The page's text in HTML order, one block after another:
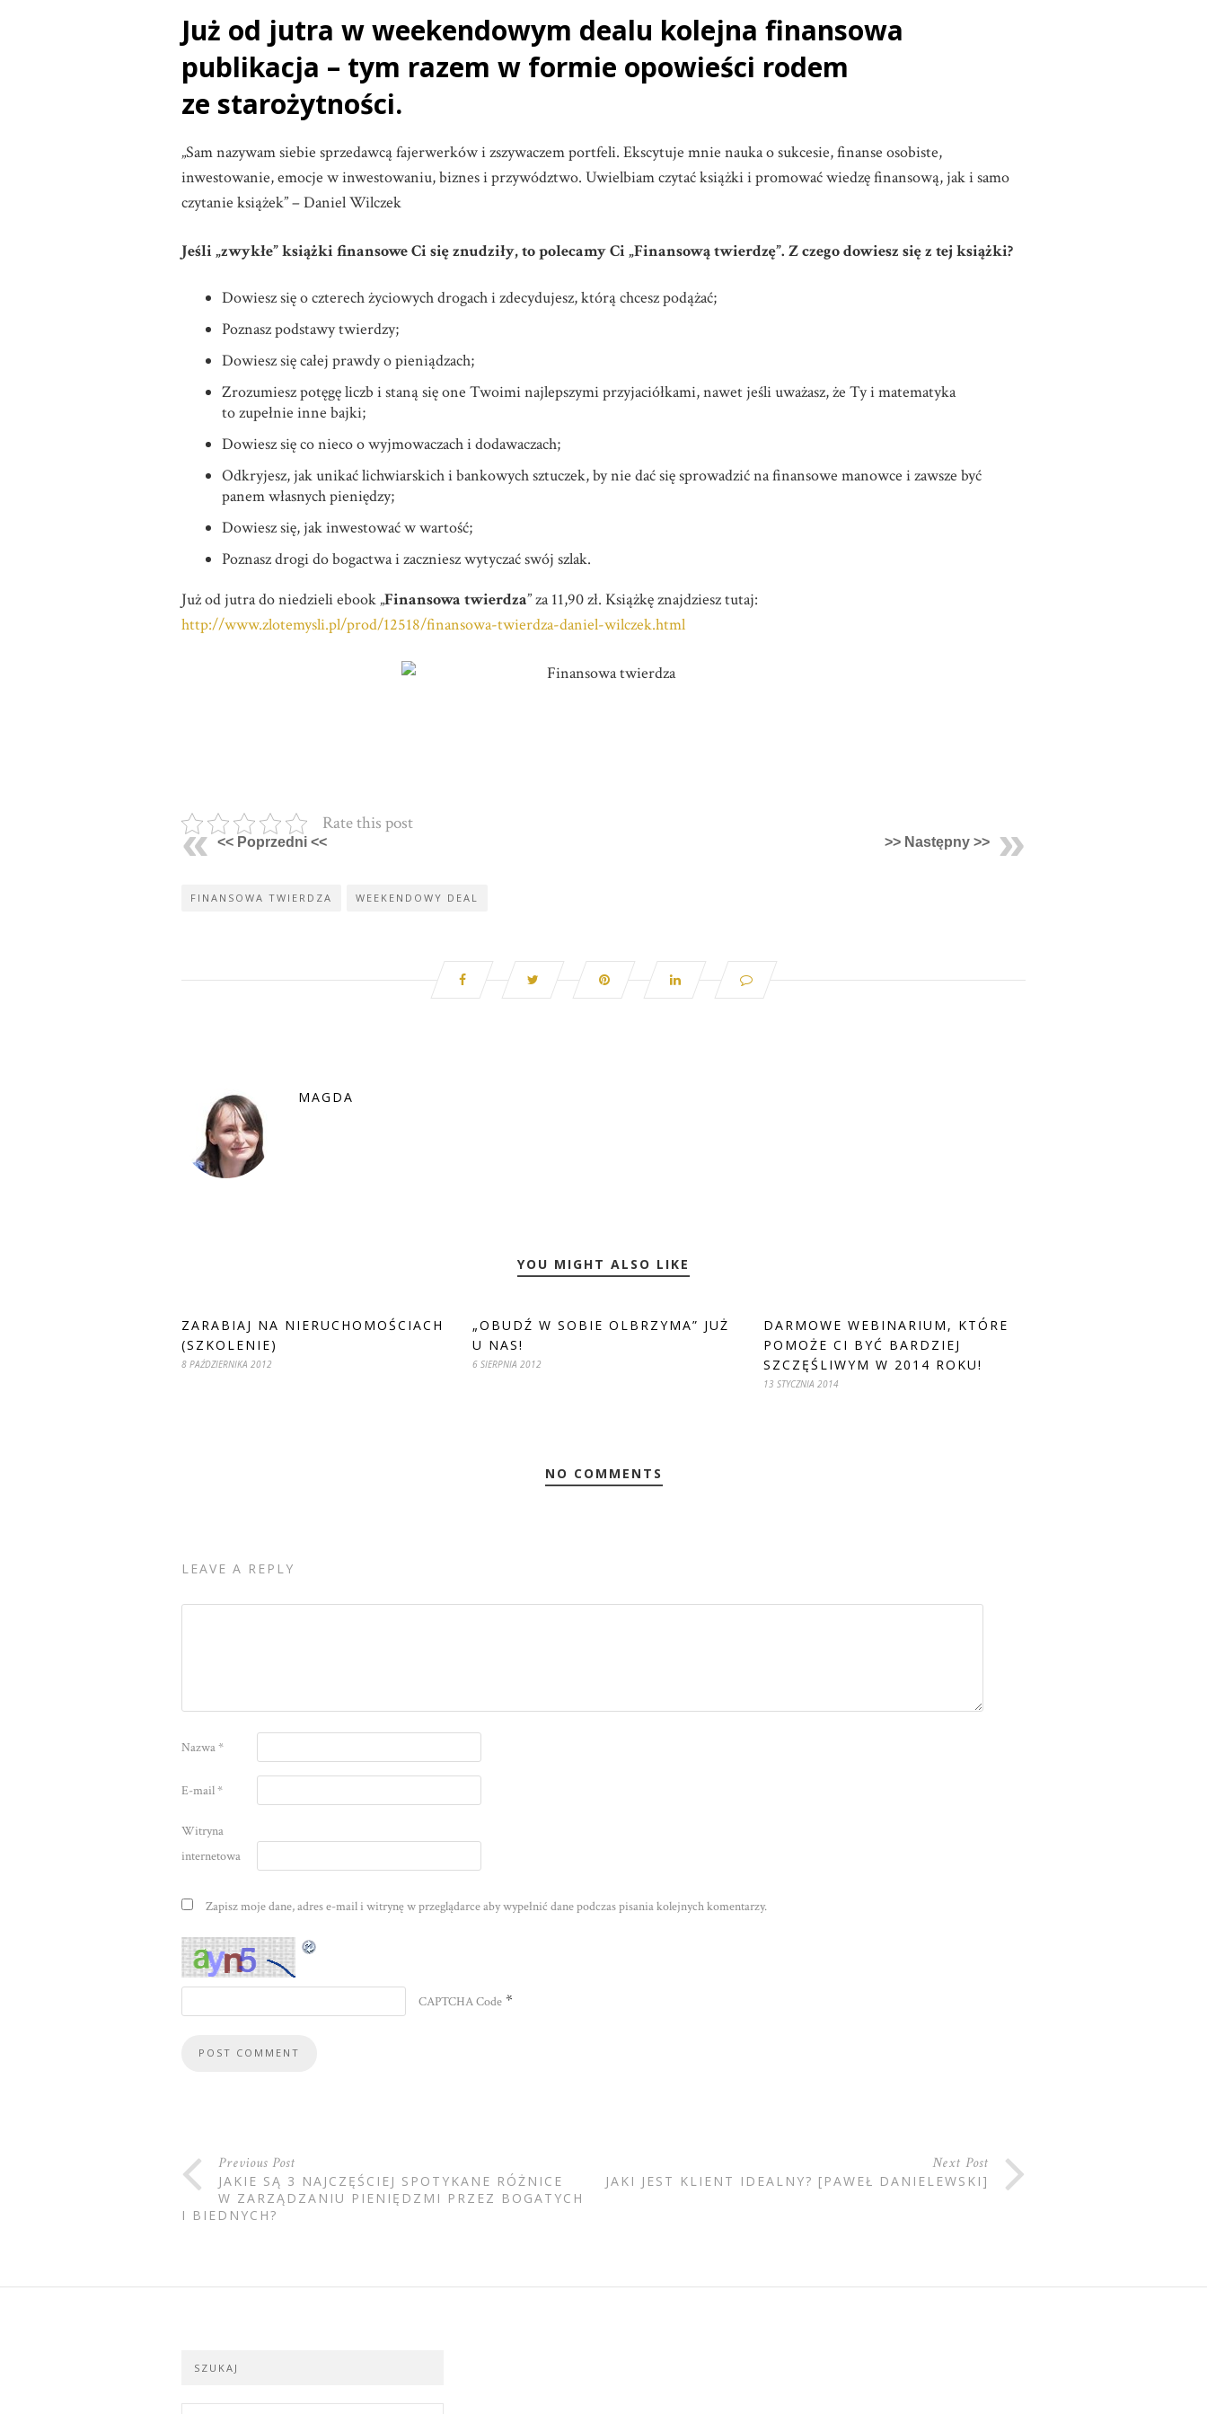
Już od jutra w weekendowym dealu kolejna finansowa
publikacja – tym razem w formie opowieści rodem
ze starożytności.
„Sam nazywam siebie sprzedawcą fajerwerków i zszywaczem portfeli. Ekscytuje mnie nauka o sukcesie, finanse osobiste,
inwestowanie, emocje w inwestowaniu, biznes i przywództwo. Uwielbiam czytać książki i promować wiedzę finansową, jak i samo
czytanie książek” – Daniel Wilczek
Jeśli „zwykłe” książki finansowe Ci się znudziły, to polecamy Ci „Finansową twierdzę”. Z czego dowiesz się z tej książki?
Dowiesz się o czterech życiowych drogach i zdecydujesz, którą chcesz podążać;
Poznasz podstawy twierdzy;
Dowiesz się całej prawdy o pieniądzach;
Zrozumiesz potęgę liczb i staną się one Twoimi najlepszymi przyjaciółkami, nawet jeśli uważasz, że Ty i matematyka
to zupełnie inne bajki;
Dowiesz się co nieco o wyjmowaczach i dodawaczach;
Odkryjesz, jak unikać lichwiarskich i bankowych sztuczek, by nie dać się sprowadzić na finansowe manowce i zawsze być
panem własnych pieniędzy;
Dowiesz się, jak inwestować w wartość;
Poznasz drogi do bogactwa i zaczniesz wytyczać swój szlak.
Już od jutra do niedzieli ebook „Finansowa twierdza” za 11,90 zł. Książkę znajdziesz tutaj:
http://www.zlotemysli.pl/prod/12518/finansowa-twierdza-daniel-wilczek.html
Rate this post
<< Poprzedni << >> Następny >>
FINANSOWA TWIERDZA WEEKENDOWY DEAL
MAGDA
YOU MIGHT ALSO LIKE
ZARABIAJ NA NIERUCHOMOŚCIACH
(SZKOLENIE)
8 PAŹDZIERNIKA 2012
„OBUDŹ W SOBIE OLBRZYMA” JUŻ
U NAS!
6 SIERPNIA 2012
DARMOWE WEBINARIUM, KTÓRE
POMOŻE CI BYĆ BARDZIEJ
SZCZĘŚLIWYM W 2014 ROKU!
13 STYCZNIA 2014
NO COMMENTS
LEAVE A REPLY
Nazwa*
E-mail*
Witryna
internetowa
Zapisz moje dane, adres e-mail i witrynę w przeglądarce aby wypełnić dane podczas pisania kolejnych komentarzy.
CAPTCHA Code *
Previous Post
JAKIE SĄ 3 NAJCZĘŚCIEJ SPOTYKANE RÓŻNICE
W ZARZĄDZANIU PIENIĘDZMI PRZEZ BOGATYCH
I BIEDNYCH?
Next Post
JAKI JEST KLIENT IDEALNY? [PAWEŁ DANIELEWSKI]
SZUKAJ